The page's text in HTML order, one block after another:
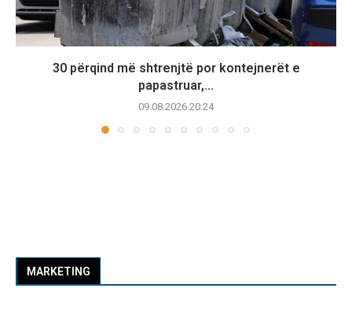
30 përqind më shtrenjtë por kontejnerët e
papastruar,...
09.08.2026 20:24
MARKETING